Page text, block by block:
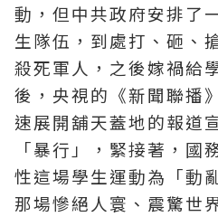
動，但中共政府安排了
生隊伍，到處打、砸、
殺死軍人，之後嫁禍給
後，央視的《新聞聯播
速展開舖天蓋地的報道
「暴行」，緊接著，國
性這場學生運動為「動
那場慘絕人寰、震驚世